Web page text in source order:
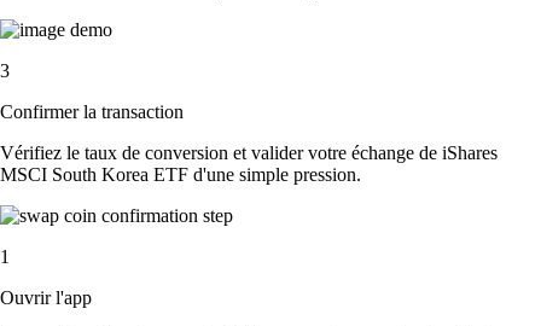
3
Confirmer la transaction
Vérifiez le taux de conversion et valider votre échange de iShares
MSCI South Korea ETF d'une simple pression.
1
Ouvrir l'app